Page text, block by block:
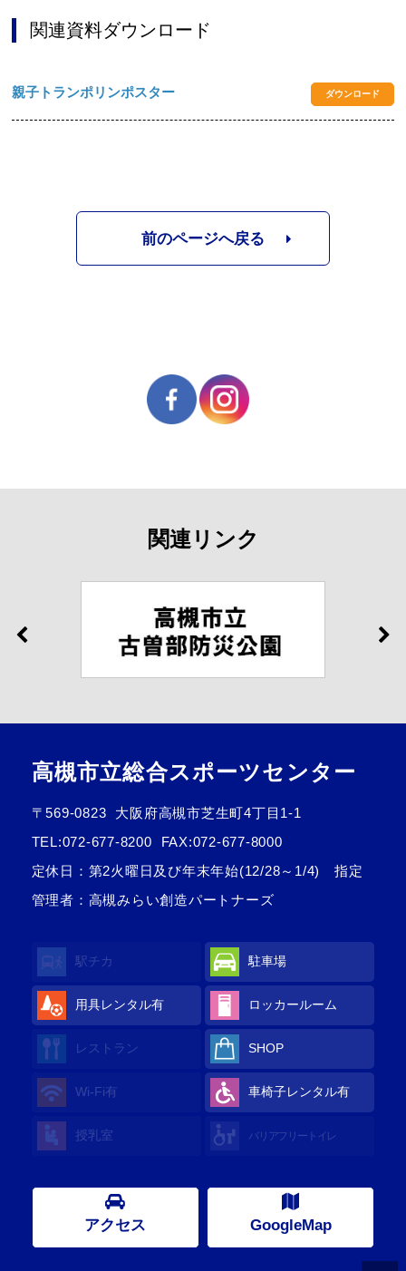
関連資料ダウンロード
親子トランポリンポスター ダウンロード
前のページへ戻る
関連リンク
高槻市立総合スポーツセンター
〒569-0823
大阪府高槻市芝生町4丁目1-1
TEL:072-677-8200
FAX:072-677-8000
定休日：第2火曜日及び年末年始(12/28～1/4) 指定
管理者：高槻みらい創造パートナーズ
駅チカ 駐車場
用具レンタル有 ロッカールーム
レストラン SHOP
Wi-Fi有 車椅子レンタル有
授乳室 バリアフリートイレ
アクセス GoogleMap